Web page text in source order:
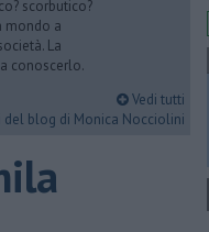
scorbutico?
mondo a
La
conoscerlo.
Vedi tutti
blog di Monica Nocciolini